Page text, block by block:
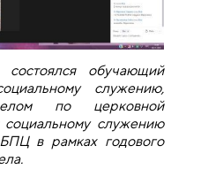
обучающий
служению,
по церковной
социальному служению
в рамках годового